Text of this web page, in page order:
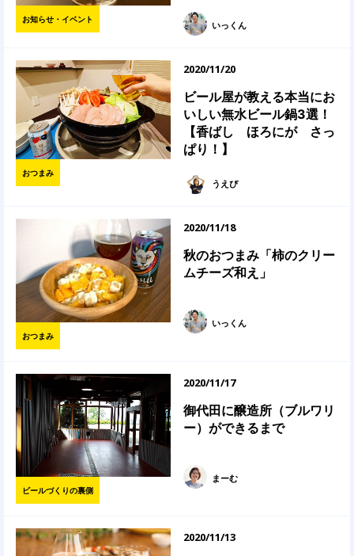
お知らせ・イベント
いっくん
おつまみ
2020/11/20
ビール屋が教える本当にお
いしい無水ビール鍋3選！
【香ばし ほろにが さっ
ぱり！】
うえぴ
おつまみ
2020/11/18
秋のおつまみ「柿のクリー
ムチーズ和え」
いっくん
ビールづくりの裏側
2020/11/17
御代田に醸造所（ブルワリ
ー）ができるまで
まーむ
2020/11/13